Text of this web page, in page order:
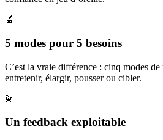
🔬
5 modes pour 5 besoins
C’est la vraie différence : cinq modes
entretenir, élargir, pousser ou cibler.
💫
Un feedback exploitable